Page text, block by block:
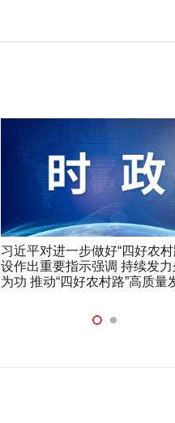
习近平对进一步做好“四好农村
设作出重要指示强调 持续发力
为功 推动“四好农村路”高质量